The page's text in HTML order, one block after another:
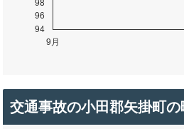
交通事故の小田郡矢掛町